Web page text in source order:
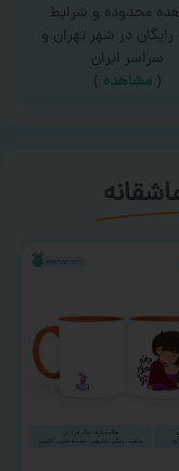
محدوده و شرایط
رایگان در شهر تهران و
سراسر ایران
(مشاهده )